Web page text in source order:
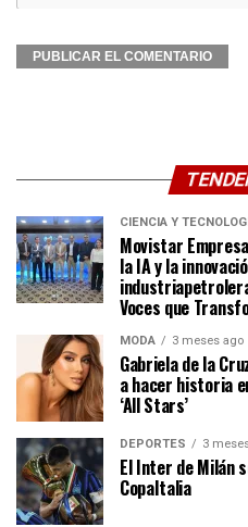
CIENCIA Y
Movistar
la IA y la
Voces que
MODA 3 meses ago
Gabriela de la
a hacer historia
‘All Stars’
DEPORTES 3
El Inter de Milán
CopaItalia